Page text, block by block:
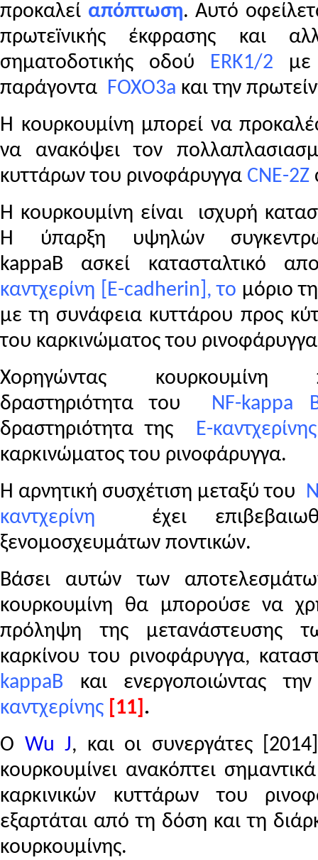
προκαλεί απόπτωση. Αυτό
πρωτεïνικής έκφρασης και
σηματοδοτικής οδού ERK1/2 με
παράγοντα FOXO3a και την
Η κουρκουμίνη μπορεί να
να ανακόψει τον
κυττάρων του ρινοφάρυγγα CNE-2Z
Η κουρκουμίνη είναι ισχυρή
Η ύπαρξη υψηλών
kappaΒ ασκεί κατασταλτικό
καντχερίνη [ E-cadherin ], το μόριο
με τη συνάφεια κυττάρου προς
του καρκινώματος του
Χορηγώντας κουρκουμίνη
δραστηριότητα του NF-kappa
δραστηριότητα της Ε-καντχερίνης
καρκινώματος του ρινοφάρυγγα.
Η αρνητική συσχέτιση μεταξύ του
καντχερίνη έχει
ξενομοσχευμάτων ποντικών.
Βάσει αυτών των
κουρκουμίνη θα μπορούσε να
πρόληψη της μετανάστευσης
καρκίνου του ρινοφάρυγγα,
kappaB
και ενεργοποιώντας
καντχερίνης
[11] .
Ο Wu J, και οι συνεργάτες
κουρκουμίνει ανακόπτει
καρκινικών κυττάρων του
εξαρτάται από τη δόση και τη
κουρκουμίνης.